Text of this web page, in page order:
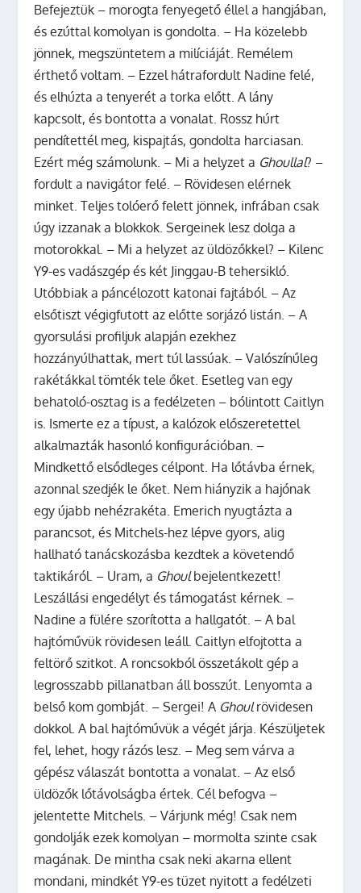
Befejeztük – morogta fenyegető éllel a hangjában,
és ezúttal komolyan is gondolta. – Ha közelebb
jönnek, megszüntetem a milíciáját. Remélem
érthető voltam. – Ezzel hátrafordult Nadine felé,
és elhúzta a tenyerét a torka előtt. A lány
kapcsolt, és bontotta a vonalat. Rossz húrt
pendítettél meg, kispajtás, gondolta harciasan.
Ezért még számolunk. – Mi a helyzet a Ghoullal? –
fordult a navigátor felé. – Rövidesen elérnek
minket. Teljes tolóerő felett jönnek, infrában csak
úgy izzanak a blokkok. Sergeinek lesz dolga a
motorokkal. – Mi a helyzet az üldözőkkel? – Kilenc
Y9-es vadászgép és két Jinggau-B tehersikló.
Utóbbiak a páncélozott katonai fajtából. – Az
elsőtiszt végigfutott az előtte sorjázó listán. – A
gyorsulási profiljuk alapján ezekhez
hozzányúlhattak, mert túl lassúak. – Valószínűleg
rakétákkal tömték tele őket. Esetleg van egy
behatoló-osztag is a fedélzeten – bólintott Caitlyn
is. Ismerte ez a típust, a kalózok előszeretettel
alkalmazták hasonló konfigurációban. –
Mindkettő elsődleges célpont. Ha lőtávba érnek,
azonnal szedjék le őket. Nem hiányzik a hajónak
egy újabb nehézrakéta. Emerich nyugtázta a
parancsot, és Mitchels-hez lépve gyors, alig
hallható tanácskozásba kezdtek a követendő
taktikáról. – Uram, a Ghoulbejelentkezett!
Leszállási engedélyt és támogatást kérnek. –
Nadine a fülére szorította a hallgatót. – A bal
hajtóművük rövidesen leáll. Caitlyn elfojtotta a
feltörő szitkot. A roncsokból összetákolt gép a
legrosszabb pillanatban áll bosszút. Lenyomta a
belső kom gombját. – Sergei! A Ghoulrövidesen
dokkol. A bal hajtóművük a végét járja. Készüljetek
fel, lehet, hogy rázós lesz. – Meg sem várva a
gépész válaszát bontotta a vonalat. – Az első
üldözők lőtávolságba értek. Cél befogva –
jelentette Mitchels. – Várjunk még! Csak nem
gondolják ezek komolyan – mormolta szinte csak
magának. De mintha csak neki akarna ellent
mondani, mindkét Y9-es tüzet nyitott a fedélzeti